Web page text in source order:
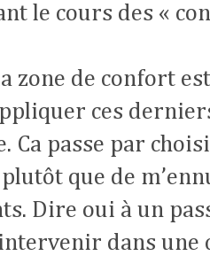
le cours des «
zone de confort
ces
Ca passe par
que de
Dire oui à un
dans une